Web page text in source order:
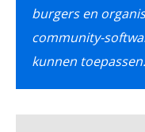
burgers en
community-
kunnen